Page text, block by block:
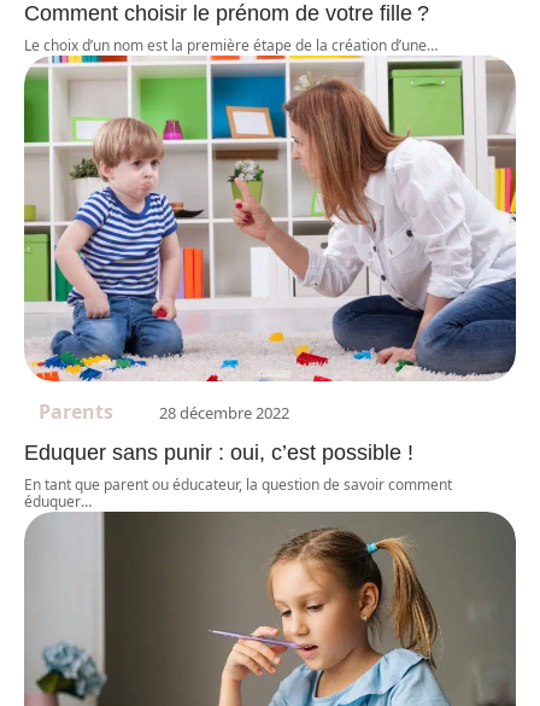
Comment choisir le prénom de votre fille ?
Le choix d’un nom est la première étape de la création d’une…
Parents 28 décembre 2022
Eduquer sans punir : oui, c’est possible !
En tant que parent ou éducateur, la question de savoir comment
éduquer…